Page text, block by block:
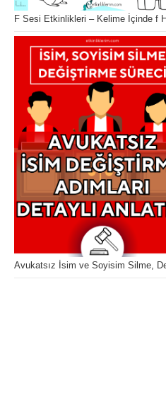
F Sesi Etkinlikleri – Kelime İçinde f
Avukatsız İsim ve Soyisim Silme,